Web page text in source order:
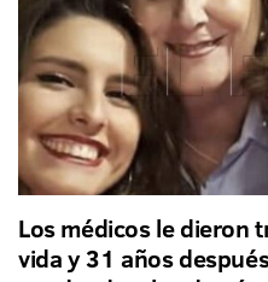
Los médicos le dieron
vida y 31 años